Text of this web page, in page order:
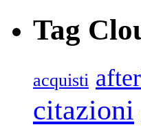
Tag
acquisti
citazioni